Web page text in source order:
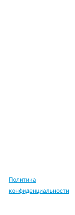
Политика
конфиденциальности